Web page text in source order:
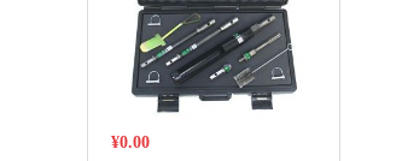
¥0.00